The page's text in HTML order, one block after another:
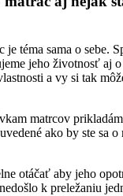
je téma sama o sebe.
jeho životnosť aj
a vy si tak
matrcov
ako by ste sa o
otáčať aby jeho
k preležaniu